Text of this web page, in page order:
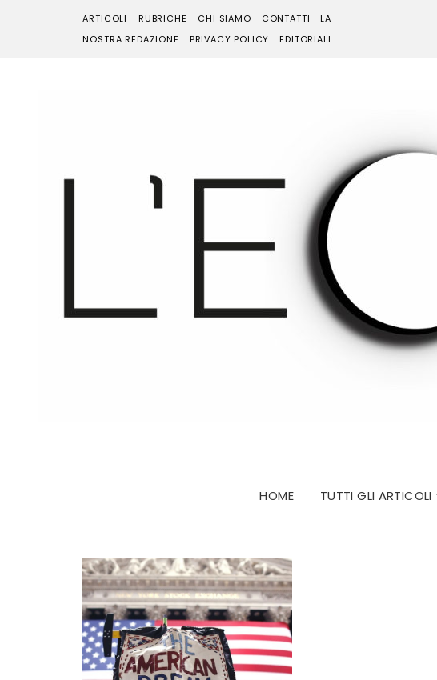
ARTICOLI RUBRICHE CHI SIAMO CONTATTI
LA
NOSTRA REDAZIONE
PRIVACY POLICY EDITORIALI
HOME TUTTI GLI ARTICOLI